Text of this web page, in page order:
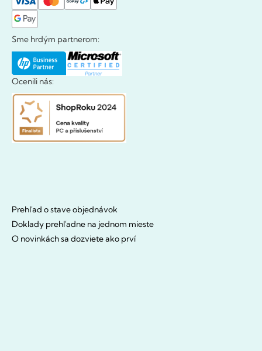
Sme hrdým partnerom:
Ocenili nás:
Prehľad o stave objednávok
Doklady prehľadne na jednom mieste
O novinkách sa dozviete ako prví